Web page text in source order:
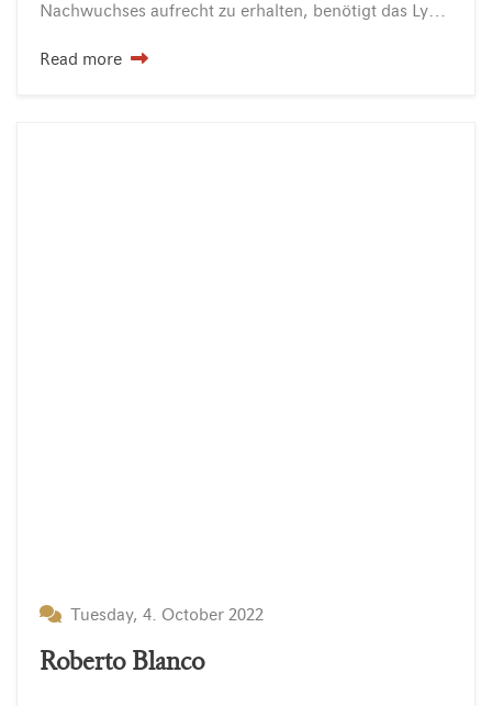
Nachwuchses aufrecht zu erhalten, benötigt das Lyzeum Ihre Spende!
Read more
Tuesday, 4. October 2022
Roberto Blanco